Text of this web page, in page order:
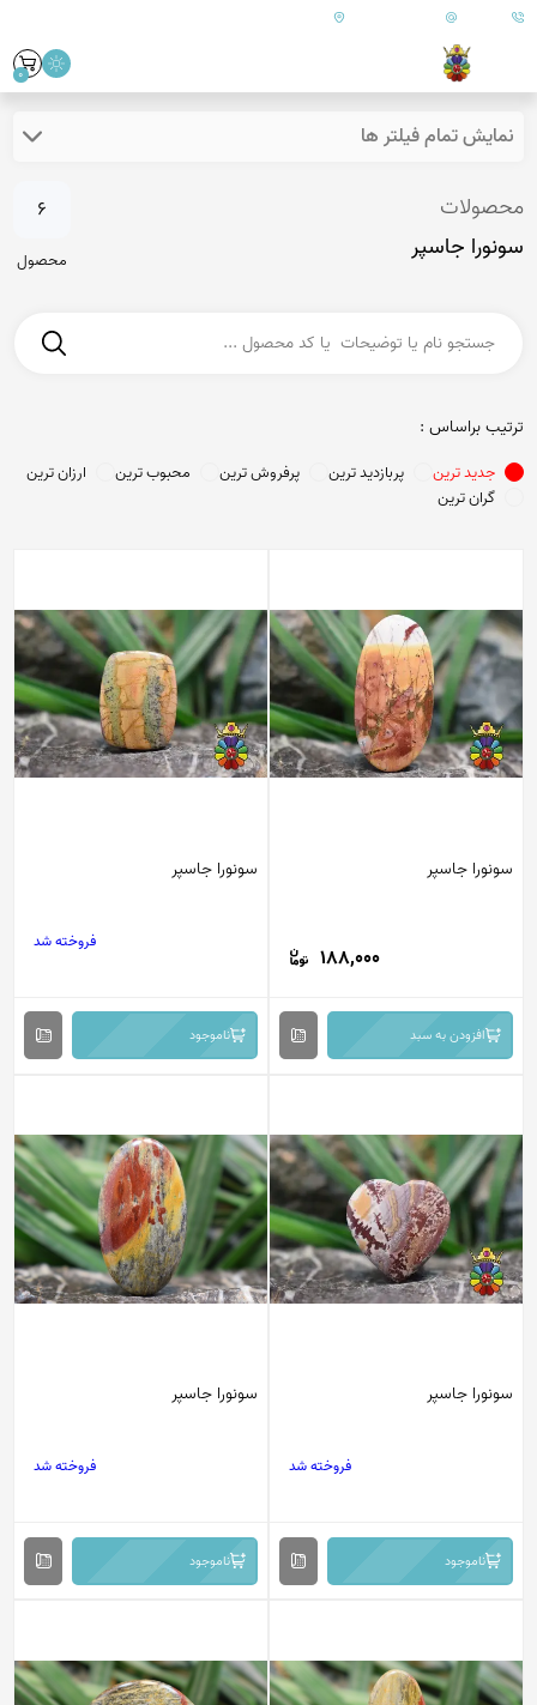
09179890157 ایران - فارس - کازرون
0
نمایش تمام فیلتر ها
محصولات
سونورا جاسپر
6
محصول
ترتیب براساس :
جدید ترین پربازدید ترین پرفروش ترین محبوب ترین
ارزان ترین
گران ترین
سونورا جاسپر
188,000
افزودن به سبد
سونورا جاسپر
فروخته شد
ناموجود
سونورا جاسپر
فروخته شد
ناموجود
سونورا جاسپر
فروخته شد
ناموجود